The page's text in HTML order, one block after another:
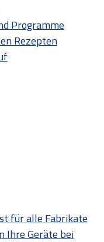
Programme
Rezepten
für alle Fabrikate
Ihre Geräte bei